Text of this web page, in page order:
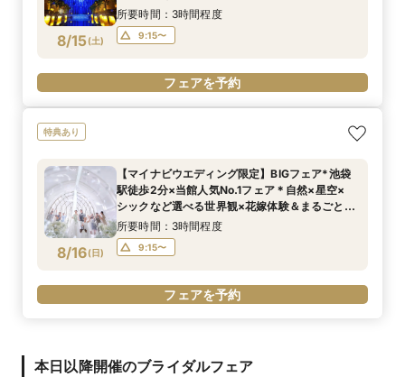
8/15(土)
典付き*BIGフェア
所要時間：3時間程度
9:15〜
フェアを予約
特典あり
8/16(日)
【マイナビウエディング限定】BIGフェア*池袋
駅徒歩2分×当館人気No.1フェア＊自然×星空×
シックなど選べる世界観×花嫁体験＆まるごと相
談！初見学にもおすすめ！
所要時間：3時間程度
9:15〜
フェアを予約
本日以降開催のブライダルフェア